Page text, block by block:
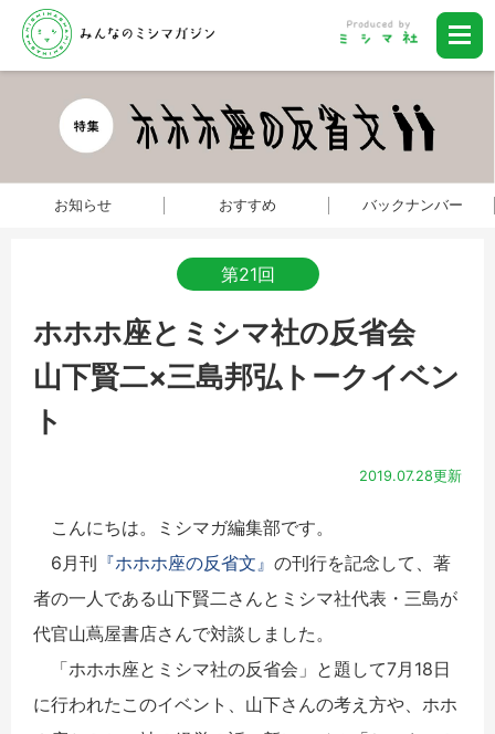
お知らせ おすすめ バックナンバー
第21回
ホホホ座とミシマ社の反省会
山下賢二×三島邦弘トークイベン
ト
2019.07.28更新
こんにちは。ミシマガ編集部です。
6月刊 『ホホホ座の反省文』 の刊行を記念して、著
者の一人である山下賢二さんとミシマ社代表・三島が
代官山蔦屋書店さんで対談しました。
「ホホホ座とミシマ社の反省会」と題して7月18日
に行われたこのイベント、山下さんの考え方や、ホホ